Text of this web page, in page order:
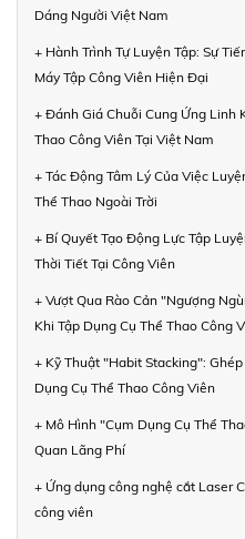
Dáng Người Việt Nam
+ Hành Trình Tự Luyện Tập: Sự
Máy Tập Công Viên Hiện Đại
+ Đánh Giá Chuỗi Cung Ứng Linh
Thao Công Viên Tại Việt Nam
+ Tác Động Tâm Lý Của Việc
Thể Thao Ngoài Trời
+ Bí Quyết Tạo Động Lực Tập
Thời Tiết Tại Công Viên
+ Vượt Qua Rào Cản "Ngượng
Khi Tập Dụng Cụ Thể Thao Công
+ Kỹ Thuật "Habit Stacking":
Dụng Cụ Thể Thao Công Viên
+ Mô Hình "Cụm Dụng Cụ Thể
Quan Lãng Phí
+ Ứng dụng công nghệ cắt Laser
công viên